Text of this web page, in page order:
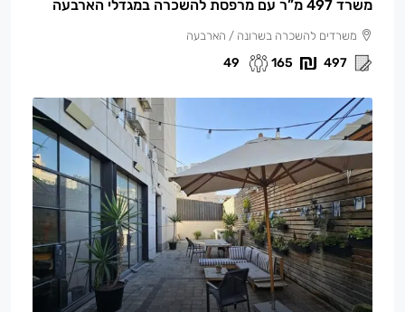
משרד 497 מ”ר עם מרפסת להשכרה במגדלי הארבעה
משרדים להשכרה בשרונה / הארבעה
497
165
49